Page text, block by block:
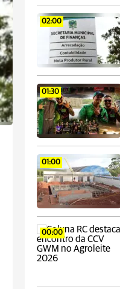
02:00
01:30
01:00
00:00